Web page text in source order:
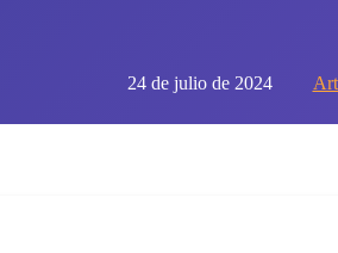
24 de julio de 2024